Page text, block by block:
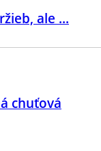
ale ...
chuťová